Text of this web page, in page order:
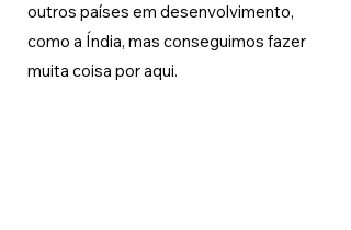
outros países em desenvolvimento,
como a Índia, mas conseguimos fazer
muita coisa por aqui.